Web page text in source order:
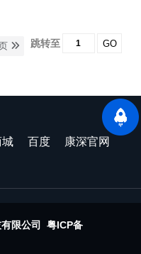
跳转至 GO
城 百度
康深官网
限公司
粤ICP备